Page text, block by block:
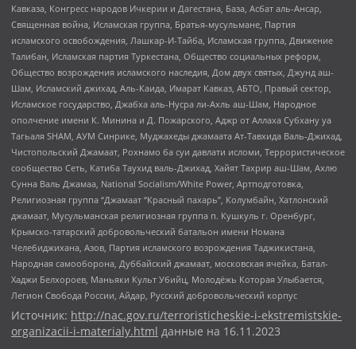
Кавказа, Конгресс народов Ичкерии и Дагестана, База, Асбат аль-Ансар,
Священная война, Исламская группа, Братья-мусульмане, Партия
исламского освобождения, Лашкар-И-Тайба, Исламская группа, Движение
Талибан, Исламская партия Туркестана, Общество социальных реформ,
Общество возрождения исламского наследия, Дом двух святых, Джунд аш-
Шам, Исламский джихад, Аль-Каида, Имарат Кавказ, АБТО, Правый сектор,
Исламское государство, Джабха аль-Нусра ли-Ахль аш-Шам, Народное
ополчение имени К. Минина и Д. Пожарского, Аджр от Аллаха Субхану уа
Тагьаля SHAM, АУМ Синрике, Муджахеды джамаата Ат-Тавхида Валь-Джихад,
Чистопольский Джамаат, Рохнамо ба суи давлати исломи, Террористическое
сообщество Сеть, Катиба Таухид валь-Джихад, Хайят Тахрир аш-Шам, Ахлю
Сунна Валь Джамаа, National Socialism/White Power, Артподготовка,
Религиозная группа “Джамаат “Красный пахарь”, Колумбайн, Хатлонский
джамаат, Мусульманская религиозная группа п. Кушкуль г. Оренбург,
Крымско-татарский добровольческий батальон имени Номана
Челебиджихана, Азов, Партия исламского возрождения Таджикистана,
Народная самооборона, Дуббайский джамаат, московская ячейка, Батал-
Хаджи Белхороев, Маньяки Культ Убийц, Молодёжь Которая Улыбается,
Легион Свобода России, Айдар, Русский добровольческий корпус
Источник: http://nac.gov.ru/terroristicheskie-i-ekstremistskie-
organizacii-i-materialy.html данные на 16.11.2023